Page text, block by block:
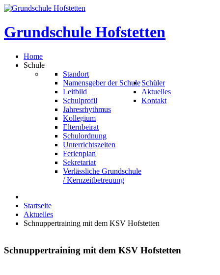
Grundschule Hofstetten
Home
Schule
Standort
Namensgeber der Schule
Leitbild
Schulprofil
Jahresrhythmus
Kollegium
Elternbeirat
Schulordnung
Unterrichtszeiten
Ferienplan
Sekretariat
Verlässliche Grundschule
/ Kernzeitbetreuung
Schüler
Aktuelles
Kontakt
Startseite
Aktuelles
Schnuppertraining mit dem KSV Hofstetten
Schnuppertraining mit dem KSV Hofstetten